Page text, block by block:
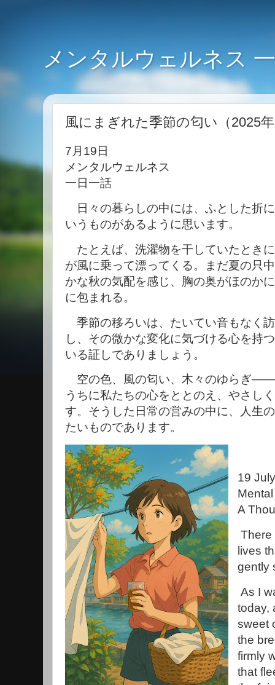
メンタルウェルネス
風にまぎれた季節の匂い（2025
7月19日
メンタルウェルネス
一日一話
日々の暮らしの中には、ふとした折
いうものがあるように思います。
たとえば、洗濯物を干していたとき
が風に乗って漂ってくる。まだ夏の只
かな秋の気配を感じ、胸の奥がほのか
に包まれる。
季節の移ろいは、たいてい音もなく
し、その微かな変化に気づける心を持
いる証しでありましょう。
空の色、風の匂い、木々のゆらぎ――
うちに私たちの心をととのえ、やさし
す。そうした日常の営みの中に、人生
たいものであります。
19 July
A
There
lives
gently
As I
today,
sweet
the
firmly
that